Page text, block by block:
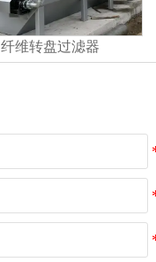
纤维转盘过滤器